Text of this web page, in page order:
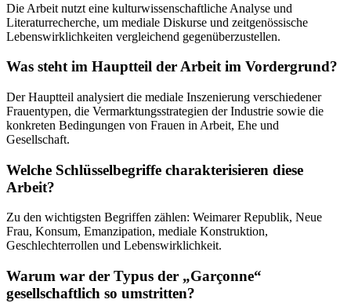
Die Arbeit nutzt eine kulturwissenschaftliche Analyse und
Literaturrecherche, um mediale Diskurse und zeitgenössische
Lebenswirklichkeiten vergleichend gegenüberzustellen.
Was steht im Hauptteil der Arbeit im Vordergrund?
Der Hauptteil analysiert die mediale Inszenierung verschiedener
Frauentypen, die Vermarktungsstrategien der Industrie sowie die
konkreten Bedingungen von Frauen in Arbeit, Ehe und
Gesellschaft.
Welche Schlüsselbegriffe charakterisieren diese
Arbeit?
Zu den wichtigsten Begriffen zählen: Weimarer Republik, Neue
Frau, Konsum, Emanzipation, mediale Konstruktion,
Geschlechterrollen und Lebenswirklichkeit.
Warum war der Typus der „Garçonne“
gesellschaftlich so umstritten?